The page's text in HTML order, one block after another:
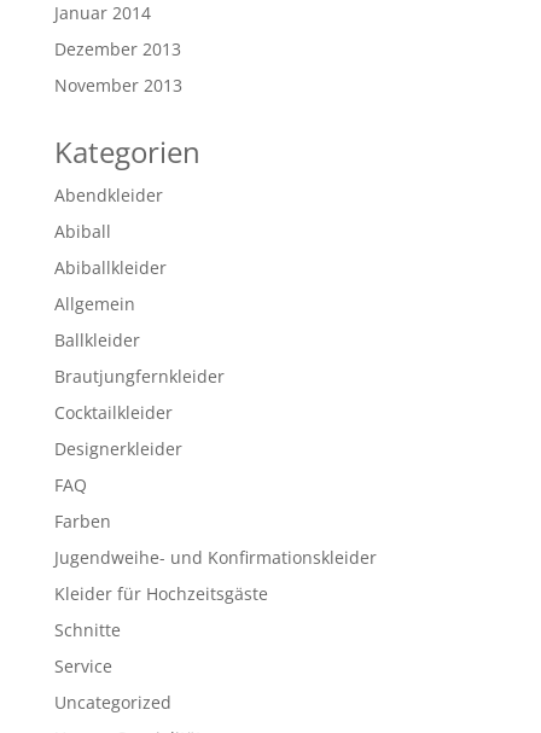
Januar 2014
Dezember 2013
November 2013
Kategorien
Abendkleider
Abiball
Abiballkleider
Allgemein
Ballkleider
Brautjungfernkleider
Cocktailkleider
Designerkleider
FAQ
Farben
Jugendweihe- und Konfirmationskleider
Kleider für Hochzeitsgäste
Schnitte
Service
Uncategorized